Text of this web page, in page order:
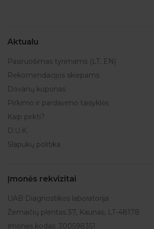
Aktualu
Pasiruošimas tyrimams (LT, EN)
Rekomendacijos skiepams
Dovanų kuponas
Pirkimo ir pardavimo taisyklės
Kaip pirkti?
D.U.K.
Slapukų politika
Įmonės rekvizitai
UAB Diagnostikos laboratorija
Žemaičių plentas 37, Kaunas, LT-48178
Įmonės kodas: 300598351